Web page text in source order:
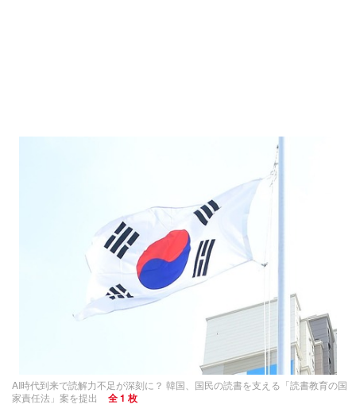
AI時代到来で読解力不足が深刻に？ 韓国、国民の読書を支える「読書教育の国
家責任法」案を提出
全 1 枚